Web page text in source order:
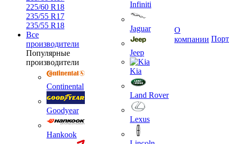
225/60 R18
235/55 R17
235/55 R18
Все
производители
Популярные
производители
Continental
Goodyear
Hankook
Infiniti
Jaguar
Jeep
Kia
Land Rover
Lexus
О
компании